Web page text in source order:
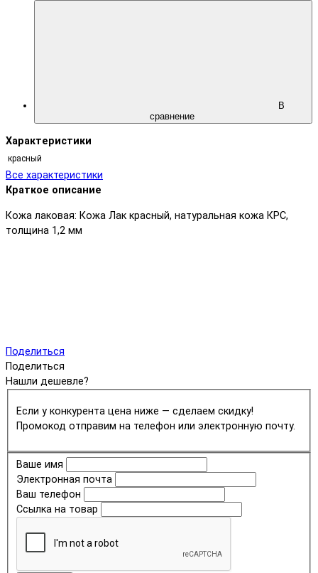
В
сравнение
Характеристики
красный
Все характеристики
Краткое описание
Кожа лаковая: Кожа Лак красный, натуральная кожа КРС,
толщина 1,2 мм
Поделиться
Поделиться
Нашли дешевле?
Если у конкурента цена ниже — сделаем скидку!
Промокод отправим на телефон или электронную почту.
Ваше имя
Электронная почта
Ваш телефон
Ссылка на товар